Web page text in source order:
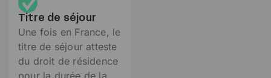
Titre de séjour
Une fois en France, le
titre de séjour atteste
du droit de résidence